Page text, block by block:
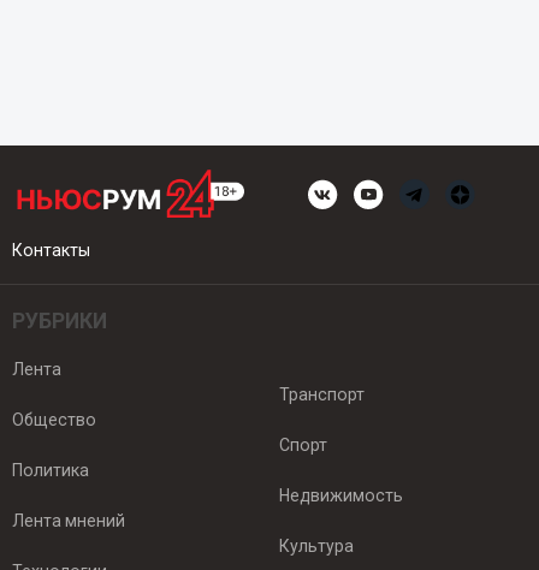
Контакты
РУБРИКИ
Лента
Общество
Политика
Лента мнений
Транспорт
Спорт
Недвижимость
Культура